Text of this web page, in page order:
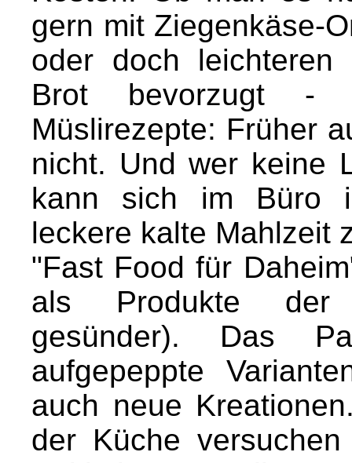
gern mit Ziegenkäse-
oder doch leichteren
Brot bevorzugt -
Müslirezepte: Früher
nicht. Und wer keine
kann sich im Büro
leckere kalte Mahlzeit
"Fast Food für
als Produkte der
gesünder). Das
aufgepeppte
auch neue
der Küche